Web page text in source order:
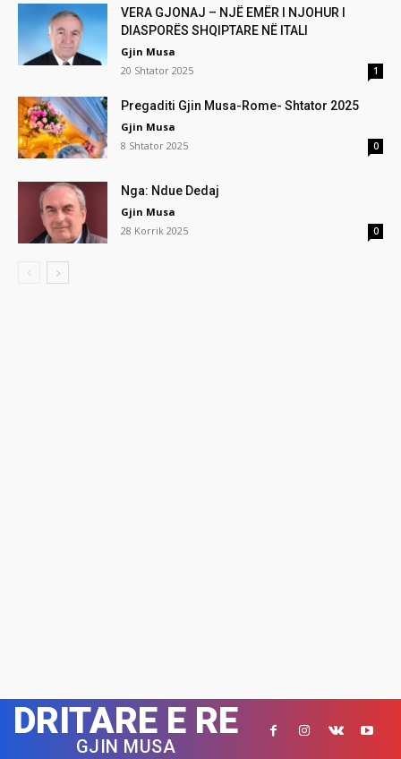
VERA GJONAJ – NJË EMËR I NJOHUR I
DIASPORËS SHQIPTARE NË ITALI
Gjin Musa
20 Shtator 2025
1
Pregaditi Gjin Musa-Rome- Shtator 2025
Gjin Musa
8 Shtator 2025
0
Nga: Ndue Dedaj
Gjin Musa
28 Korrik 2025
0
DRITARE E RE
GJIN MUSA